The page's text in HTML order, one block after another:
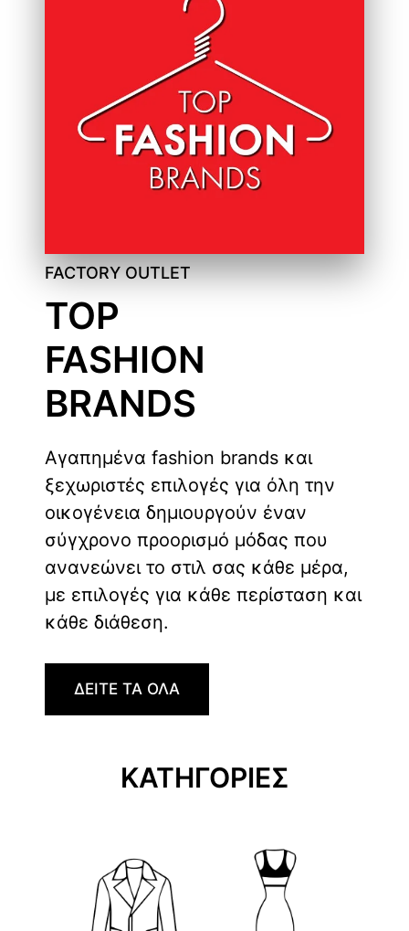
FACTORY OUTLET
TOP
FASHION
BRANDS
Αγαπημένα fashion brands και
ξεχωριστές επιλογές για όλη την
οικογένεια δημιουργούν έναν
σύγχρονο προορισμό μόδας που
ανανεώνει το στιλ σας κάθε μέρα,
με επιλογές για κάθε περίσταση και
κάθε διάθεση.
ΔΕΙΤΕ ΤΑ ΟΛΑ
ΚΑΤΗΓΟΡΙΕΣ